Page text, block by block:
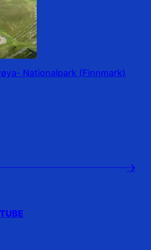
Nationalpark (Finnmark)
→